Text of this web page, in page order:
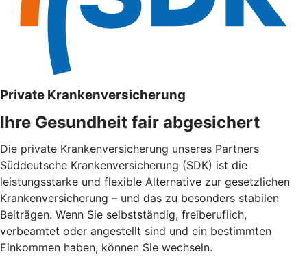
Private Krankenversicherung
Ihre Gesundheit fair abgesichert
Die private Krankenversicherung unseres Partners
Süddeutsche Krankenversicherung (SDK) ist die
leistungsstarke und flexible Alternative zur gesetzlichen
Krankenversicherung – und das zu besonders stabilen
Beiträgen. Wenn Sie selbstständig, freiberuflich,
verbeamtet oder angestellt sind und ein bestimmten
Einkommen haben, können Sie wechseln.